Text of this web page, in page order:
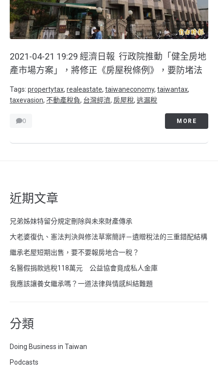
2021-04-21 19:29 經濟日報 行政院推動「健全房地
產市場方案」，將修正《房屋稅條例》，要防堵法
Tags: propertytax, realeastate, taiwaneconomy, taiwantax,
taxevasion, 不動產稅負, 台灣經濟, 房屋稅, 逃漏稅
0 MORE
近期文章
兄弟姊妹特留分規定刪除與未來財產傳承
大老婆復仇、憲法判決與修法草案簡評－遺贈稅法的三重錯配結構
繼承老屋短期出售，要不要報房地合一稅？
名醫假捐款逃稅118萬元 公益協會竟成私人金庫
我應該讓養女繼承嗎？一道法律與情感糾結難題
分類
Doing Business in Taiwan
Podcasts